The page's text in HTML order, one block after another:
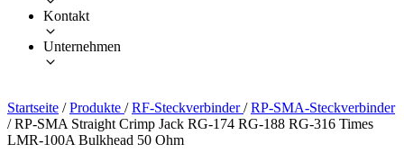
Kontakt
Unternehmen
Startseite / Produkte / RF-Steckverbinder/ RP-SMA-Steckverbinder
/ RP-SMA Straight Crimp Jack RG-174 RG-188 RG-316 Times
LMR-100A Bulkhead 50 Ohm